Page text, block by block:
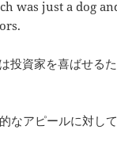
was just a dog
投資家を喜ばせる
なアピールに対して